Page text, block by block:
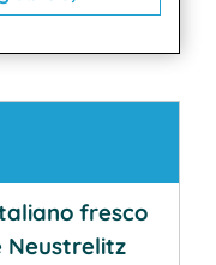
fresco
Neustrelitz